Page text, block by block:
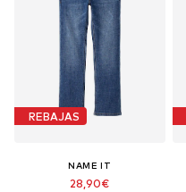
REBAJAS
NAME IT
28,90€